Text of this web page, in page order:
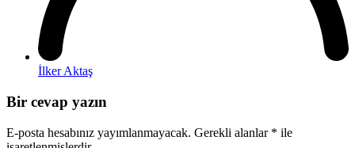
İlker Aktaş
Bir cevap yazın
E-posta hesabınız yayımlanmayacak. Gerekli alanlar * ile